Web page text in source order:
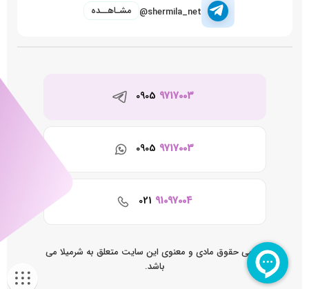
@shermila_net مشـاهــده
0905 9717003
0905 9717003
021 91097004
تمامی حقوق مادی و معنوی این سایت متعلق به شرمیلا می
باشد.